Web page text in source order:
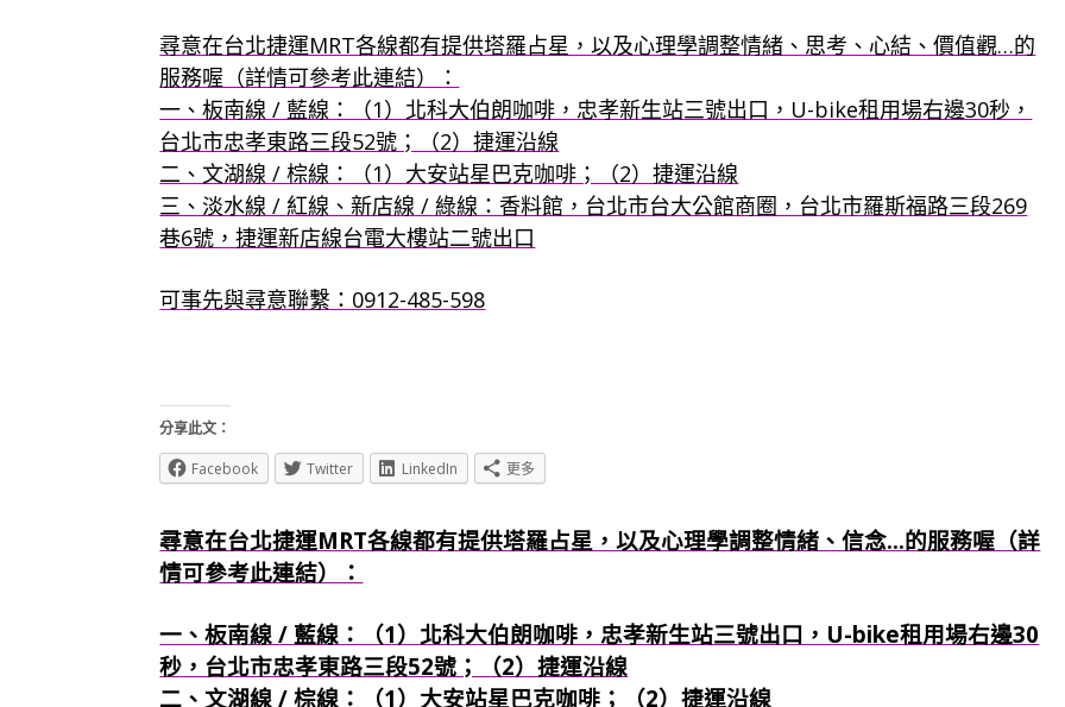
尋意在台北捷運MRT各線都有提供塔羅占星，以及心理學調整情緒、思考、心結、價值觀…的
服務喔（詳情可參考此連結）：
一、板南線 / 藍線：（1）北科大伯朗咖啡，忠孝新生站三號出口，U-bike租用場右邊30秒，
台北市忠孝東路三段52號；（2）捷運沿線
二、文湖線 / 棕線：（1）大安站星巴克咖啡；（2）捷運沿線
三、淡水線 / 紅線、新店線 / 綠線：香料館，台北市台大公館商圈，台北市羅斯福路三段269
巷6號，捷運新店線台電大樓站二號出口
可事先與尋意聯繫：0912-485-598
分享此文：
Facebook
Twitter LinkedIn 更多
尋意在台北捷運MRT各線都有提供塔羅占星，以及心理學調整情緒、信念...的服務喔（詳
情可參考此連結）：
一、板南線 / 藍線：（1）北科大伯朗咖啡，忠孝新生站三號出口，U-bike租用場右邊30
秒，台北市忠孝東路三段52號；（2）捷運沿線
二、文湖線 / 棕線：（1）大安站星巴克咖啡；
（2）捷運沿線